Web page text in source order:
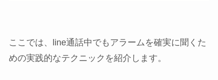
ここでは、line通話中でもアラームを確実に聞くた
めの実践的なテクニックを紹介します。